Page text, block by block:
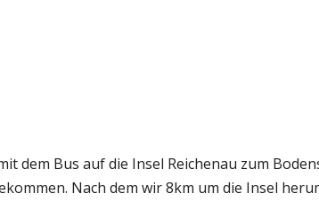
dem Bus auf die Insel Reichenau zum
Nach dem wir 8km um die Insel